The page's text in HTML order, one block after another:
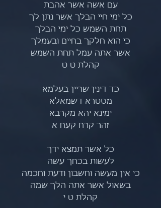
עם אשה אשר אהבת
כל ימי חיי הבלך אשר נתן לך
תחת השמש כל ימי הבלך
כי הוא חלקך בחיים ובעמלך
אשר אתה עמל תחת השמש
קהלת ט ט
כד דינין שריין בעלמא
מסטרא דשמאלא
ימינא יהא מקרבא
זהר קרח קעח א
כל אשר תמצא ידך
לעשות בכחך עשה
כי אין מעשה וחשבון ודעת וחכמה
בשאול אשר אתה הלך שמה
קהלת ט י